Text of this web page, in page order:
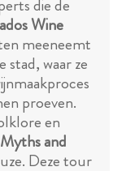
die de
Wine
meeneemt
stad, waar ze
proeven.
en
and
Deze tour